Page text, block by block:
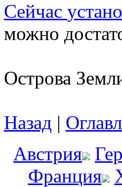
Сейчас
можно
Острова
Назад |
Австрия
Франция